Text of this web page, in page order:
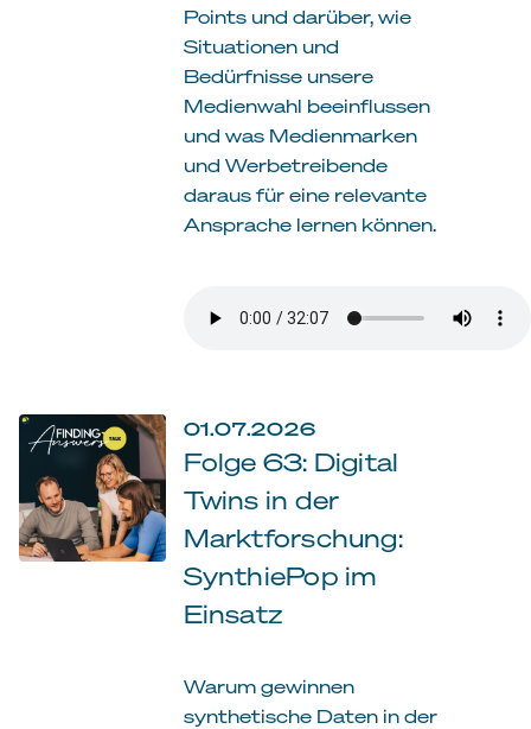
Points und darüber, wie
Situationen und
Bedürfnisse unsere
Medienwahl beeinflussen
und was Medienmarken
und Werbetreibende
daraus für eine relevante
Ansprache lernen können.
01.07.2026
Folge 63: Digital
Twins in der
Marktforschung:
SynthiePop im
Einsatz
Warum gewinnen
synthetische Daten in der